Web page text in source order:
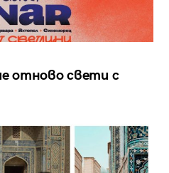
отново свети с